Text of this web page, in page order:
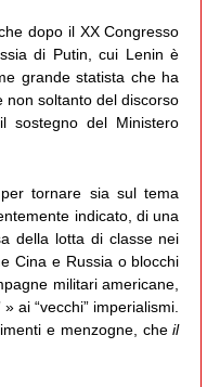
dopo il XX Congresso
di Putin, cui Lenin è
grande statista che ha
non soltanto del discorso
sostegno del Ministero
tornare sia sul tema
indicato, di una
della lotta di classe nei
Cina e Russia o blocchi
militari americane,
ai “vecchi” imperialismi.
e menzogne, cheil